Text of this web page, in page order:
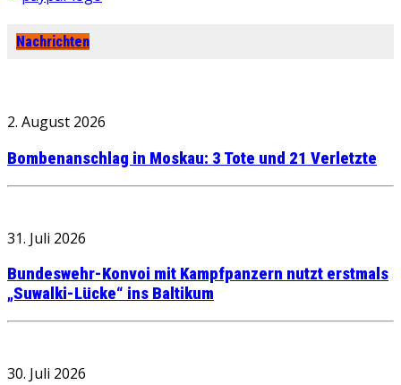
Nachrichten
2. August 2026
Bombenanschlag in Moskau: 3 Tote und 21 Verletzte
31. Juli 2026
Bundeswehr-Konvoi mit Kampfpanzern nutzt erstmals
„Suwalki-Lücke“ ins Baltikum
30. Juli 2026